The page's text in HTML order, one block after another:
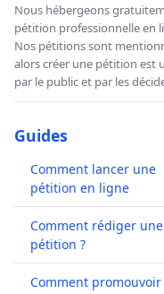
Nous hébergeons
pétition professionnelle en
Nos pétitions sont
alors créer une pétition est
par le public et par les
Guides
Comment lancer une
pétition en ligne
Comment rédiger une
pétition ?
Comment promouvoir